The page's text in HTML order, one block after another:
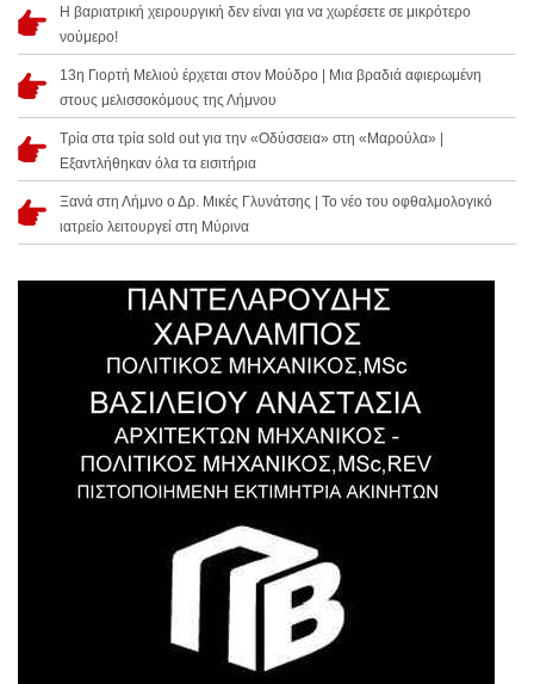
Η βαριατρική χειρουργική δεν είναι για να χωρέσετε σε μικρότερο
νούμερο!
13η Γιορτή Μελιού έρχεται στον Μούδρο | Μια βραδιά αφιερωμένη
στους μελισσοκόμους της Λήμνου
Τρία στα τρία sold out για την «Οδύσσεια» στη «Μαρούλα» |
Εξαντλήθηκαν όλα τα εισιτήρια
Ξανά στη Λήμνο ο Δρ. Μικές Γλυνάτσης | Το νέο του οφθαλμολογικό
ιατρείο λειτουργεί στη Μύρινα